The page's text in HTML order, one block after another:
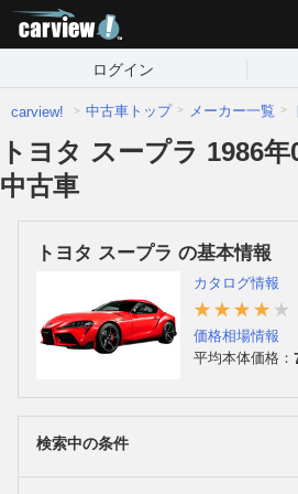
ログイン
carview! 中古車トップ メーカー一覧
トヨタ スープラ 1986
中古車
トヨタ スープラ の基本情報
カタログ情報
価格相場情報
平均本体価格：
検索中の条件